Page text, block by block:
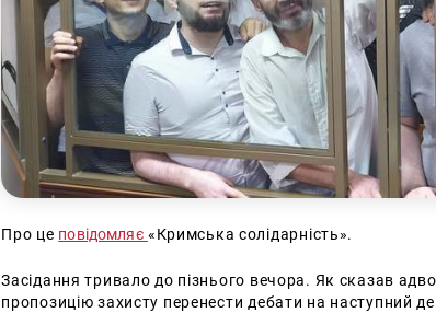
Про це повідомляє «Кримська солідарність».
Засідання тривало до пізнього вечора. Як сказав
пропозицію захисту перенести дебати на наступний